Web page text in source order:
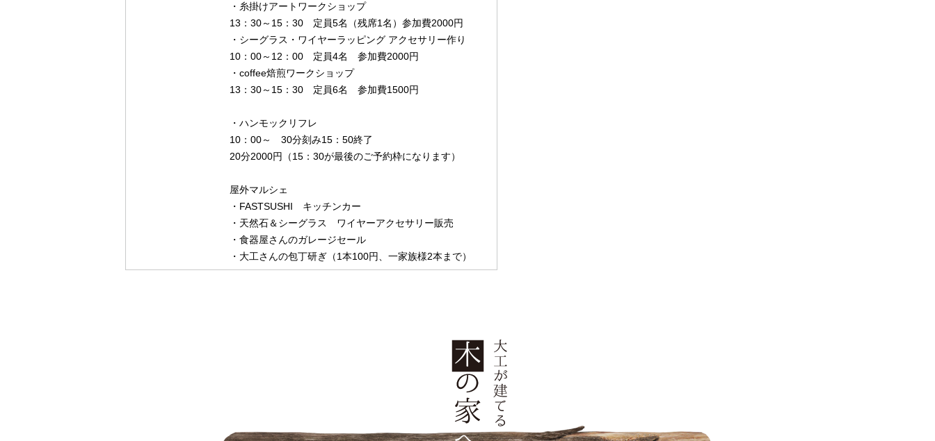
・糸掛けアートワークショップ
13：30～15：30 定員5名（残席1名）参加費2000円
・シーグラス・ワイヤーラッピング アクセサリー作り
10：00～12：00 定員4名 参加費2000円
・coffee焙煎ワークショップ
13：30～15：30 定員6名 参加費1500円
・ハンモックリフレ
10：00～ 30分刻み15：50終了
20分2000円（15：30が最後のご予約枠になります）
屋外マルシェ
・FASTSUSHI キッチンカー
・天然石＆シーグラス ワイヤーアクセサリー販売
・食器屋さんのガレージセール
・大工さんの包丁研ぎ（1本100円、一家族様2本まで）